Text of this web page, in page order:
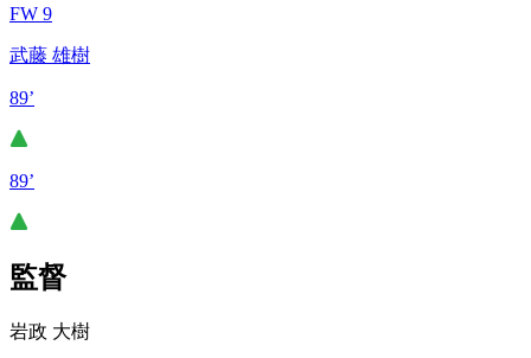
FW 9
武藤 雄樹
89’
89’
監督
岩政 大樹